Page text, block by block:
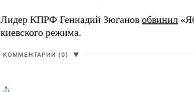
Лидер КПРФ Геннадий Зюганов обвинил
киевского режима.
КОММЕНТАРИИ (0) ▼